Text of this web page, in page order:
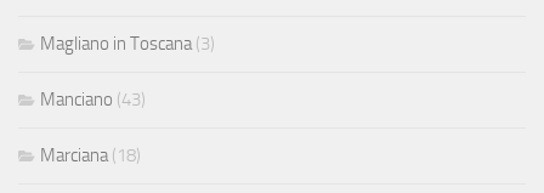
Magliano in Toscana (3)
Manciano (43)
Marciana (18)